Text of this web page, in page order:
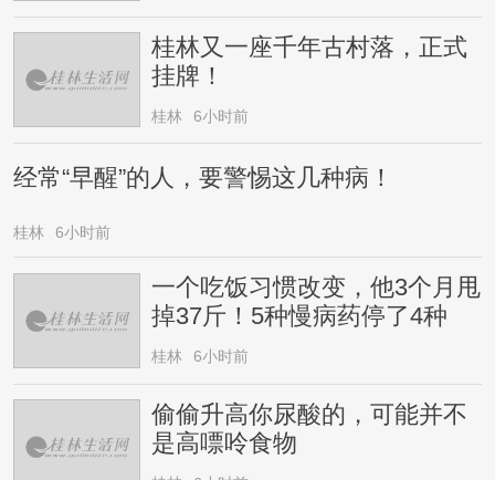
桂林又一座千年古村落，正式
挂牌！
桂林 6小时前
经常“早醒”的人，要警惕这几种病！
桂林 6小时前
一个吃饭习惯改变，他3个月甩
掉37斤！5种慢病药停了4种
桂林 6小时前
偷偷升高你尿酸的，可能并不
是高嘌呤食物